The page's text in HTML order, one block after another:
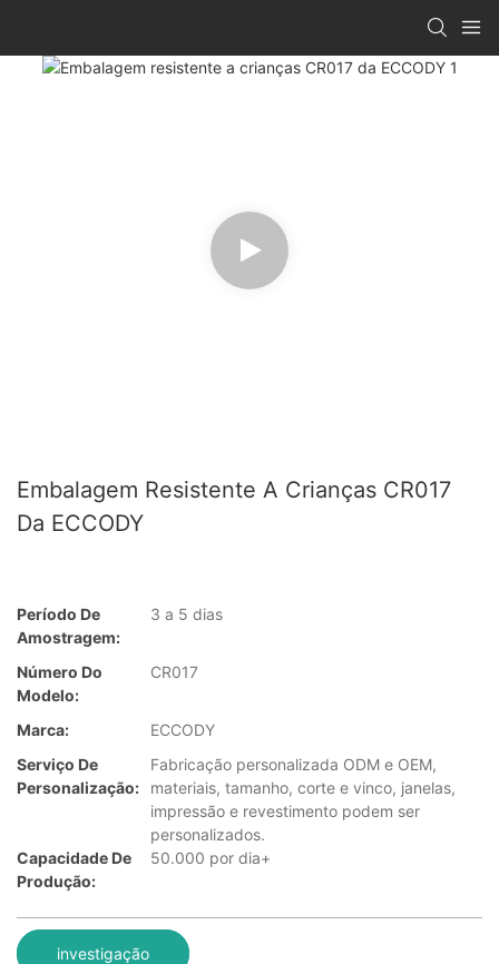
Embalagem Resistente A Crianças CR017
Da ECCODY
Período De
Amostragem:
3 a 5 dias
Número Do
Modelo:
CR017
Marca:
ECCODY
Serviço De
Personalização:
Fabricação personalizada ODM e OEM,
materiais, tamanho, corte e vinco, janelas,
impressão e revestimento podem ser
personalizados.
Capacidade De
Produção:
50.000 por dia+
investigação